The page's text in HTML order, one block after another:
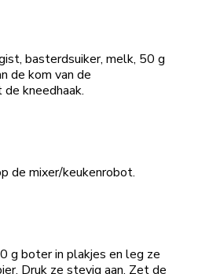
basterdsuiker, melk, 50 g
de kom van de
kneedhaak.
de mixer/keukenrobot.
g boter in plakjes en leg ze
Druk ze stevig aan. Zet de